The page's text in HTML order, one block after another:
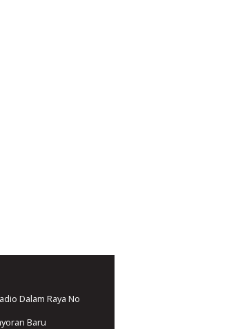
Dalam Raya No
Baru